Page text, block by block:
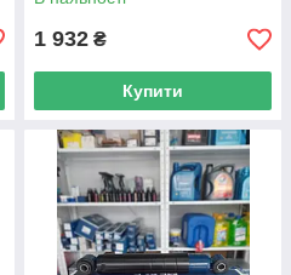
1 932 ₴
Купити